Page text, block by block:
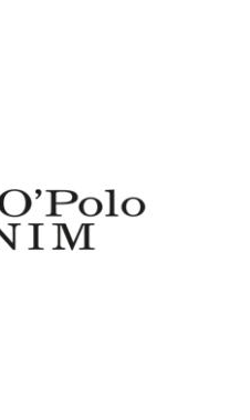
DENIM